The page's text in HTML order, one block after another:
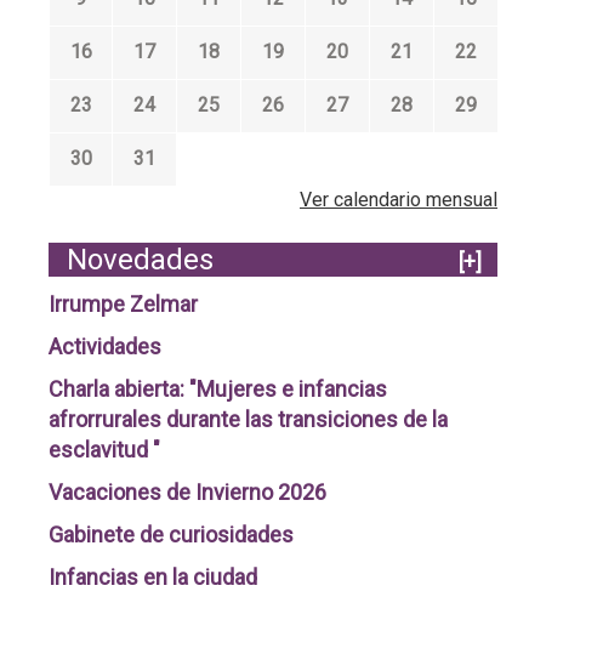
16 17 18 19 20 21 22
23 24 25 26 27 28 29
30
31
Ver calendario mensual
Novedades
[+]
Irrumpe Zelmar
Actividades
Charla abierta: "Mujeres e infancias
afrorrurales durante las transiciones de la
esclavitud "
Vacaciones de Invierno 2026
Gabinete de curiosidades
Infancias en la ciudad